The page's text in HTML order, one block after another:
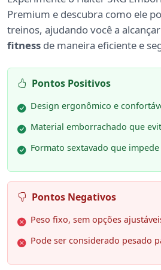
Premium e descubra como ele
treinos, ajudando você a
fitness de maneira eficiente e
Pontos Positivos
Design ergonômico e
Material emborrachado que
Formato sextavado que
Pontos Negativos
Peso fixo, sem opções
Pode ser considerado pesado